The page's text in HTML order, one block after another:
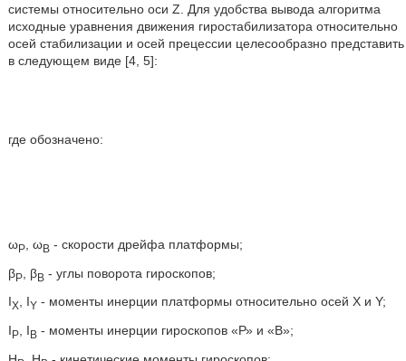
системы относительно оси Z. Для удобства вывода алгоритма
исходные уравнения движения гиростабилизатора относительно
осей стабилизации и осей прецессии целесообразно представить
в следующем виде [4, 5]:
где обозначено:
ωP, ωB - скорости дрейфа платформы;
βP, βB - углы поворота гироскопов;
IX, IY- моменты инерции платформы относительно осей X и Y;
IP, IB - моменты инерции гироскопов «Р» и «В»;